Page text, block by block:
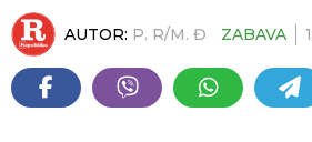
AUTOR: P. R/M. Đ ZABAVA